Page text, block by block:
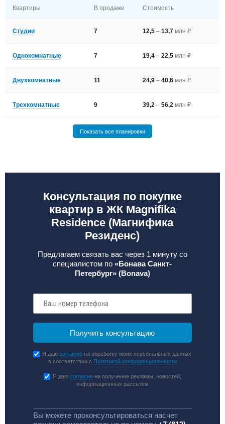
Квартиры В продаже Стоимость
Студии 7 12,5– 13,7млн ₽
Однокомнатные 7 19,4– 22,5млн ₽
Двухкомнатные 11 24,9– 40,6млн ₽
Трехкомнатные 9 39,2– 56,2млн ₽
Показать все планировки
Консультация по покупке
квартир в ЖК Magnifika
Residence (Магнифика
Резиденс)
Предлагаем связать вас через 1 минуту со
специалистом по«Бонава Санкт-
Петербург» (Bonava)
Я даюсогласие на обработку моих персональных данных
в соответствии с Политикой конфиденциальности
Я даю согласиена получение рекламы, новостей,
информационных рассылок
Вы можете проконсультироваться насчет